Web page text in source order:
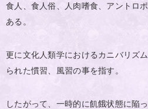
食人、食人俗、人肉嗜食、アントロ
ある。
更に文化人類学におけるカニバリズ
られた慣習、風習の事を指す。
したがって、一時的に飢餓状態に陥